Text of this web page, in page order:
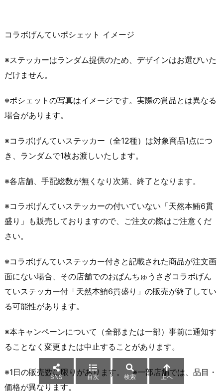
コラボげんていポシェット イメージ
※ステッカーはランダム提供のため、デザインはお選びいた
だけません。
※ポシェットの写真はイメージです。実際の賞品とは異なる
場合があります。
※コラボげんていステッカー（全12種）は対象商品1点につ
き、ランダムで1枚お渡しいたします。
※各店舗、手配総数が無くなり次第、終了となります。
※コラボげんていステッカーの付いていない「天然本鮪6貫
盛り」も販売しておりますので、ご注文の際はご注意くだ
さい。
※コラボげんていステッカー付きと記載された商品が注文画
面にない場合、その店舗でのおぱんちゅうさぎコラボげん
ていステッカー付「天然本鮪6貫盛り」の販売が終了してい
る可能性があります。
※本キャンペーンについて（全部または一部）事前に通知す
ることなく変更または中止することがあります。
※1日の販売数に限りがあります。 ※一部店舗では、品目・
価格が異なります。
SNS 目次 検索 上へ